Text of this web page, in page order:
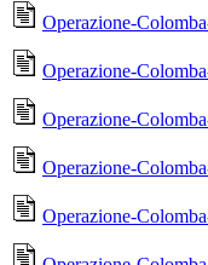
Operazione-
Operazione-
Operazione-
Operazione-
Operazione-